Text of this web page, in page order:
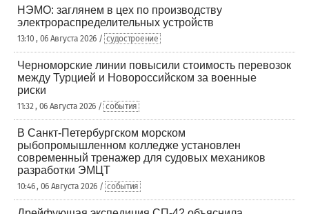
НЭМО: заглянем в цех по производству
электрораспределительных устройств
13:10 , 06 Августа 2026 / судостроение
Черноморские линии повысили стоимость перевозок
между Турцией и Новороссийском за военные
риски
11:32 , 06 Августа 2026 / события
В Санкт-Петербургском морском
рыбопромышленном колледже установлен
современный тренажер для судовых механиков
разработки ЭМЦТ
10:46 , 06 Августа 2026 / события